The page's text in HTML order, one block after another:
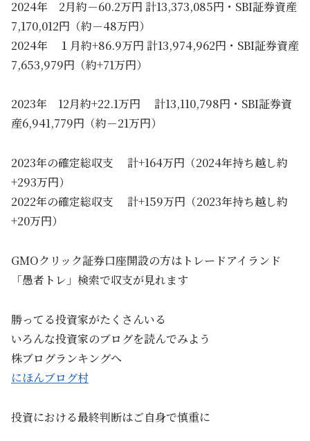
2024年 2月約－60.2万円 計13,373,085円・SBI証券資産
7,170,012円（約－48万円）
2024年 １月約+86.9万円 計13,974,962円・SBI証券資産
7,653,979円（約+71万円）
2023年 12月約+22.1万円 計13,110,798円・SBI証券資
産6,941,779円（約－21万円）
2023年の確定総収支 計+164万円（2024年持ち越し約
+293万円）
2022年の確定総収支 計+159万円（2023年持ち越し約
+20万円）
GMOクリック証券口座開設の方はトレードアイランド
「愚者トレ」検索で収支が見れます
勝ってる投資家がたくさんいる
いろんな投資家のブログを読んでみよう
株ブログランキングへ
にほんブログ村
投資における最終判断はご自身で慎重に